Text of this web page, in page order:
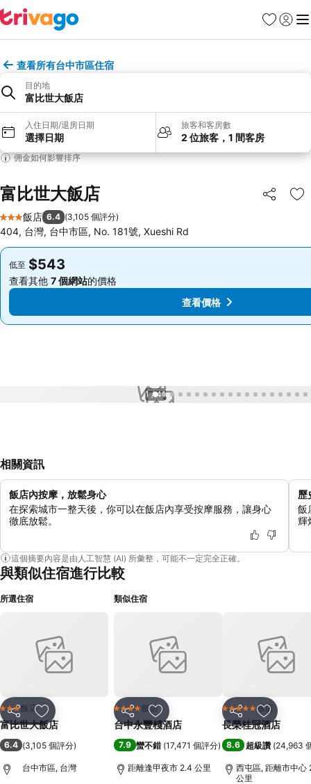
我的最愛
登入 選
查看所有台中市區住宿
目的地
富比世大飯店
入住日期/退房日期
選擇日期
旅客和客房數
2 位旅客，1 間客房
佣金如何影響排序
富比世大飯店 分享
加
3 星級
飯店 6.4 (3,105 個評分)
404, 台灣, 台中市區, No. 181號, Xueshi Rd
低至 $543
查看其他 7 個網站的價格
低至 $543
查看其他 7 個網站的價格
查看價格
1 / 41
相關資訊
飯店內按摩，放鬆身心
在探索城市一整天後，你可以在飯店內享受按摩服務，讓身心
徹底放鬆。
歷
飯
輝
這個摘要內容是由人工智慧 (AI) 所彙整，可能不一定完全正確。
與類似住宿進行比較
所選住宿
分享 加入我的最愛
3 星級飯店
富比世大飯店
6.4 (3,105 個評分)
台中市區, 台灣
類似住宿
分享 加入我的最愛
4 星級 飯店
台中永豐棧酒店
7.9 蠻不錯 (17,471 個評分)
距離逢甲夜市 2.4 公里
分享 加入我的
5 星級 飯店
長榮桂冠酒店
8.6 超級讚 (24,963
西屯區, 距離市中心
公里